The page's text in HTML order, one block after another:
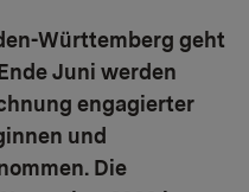
Württemberg geht
Juni werden
engagierter
und
Die